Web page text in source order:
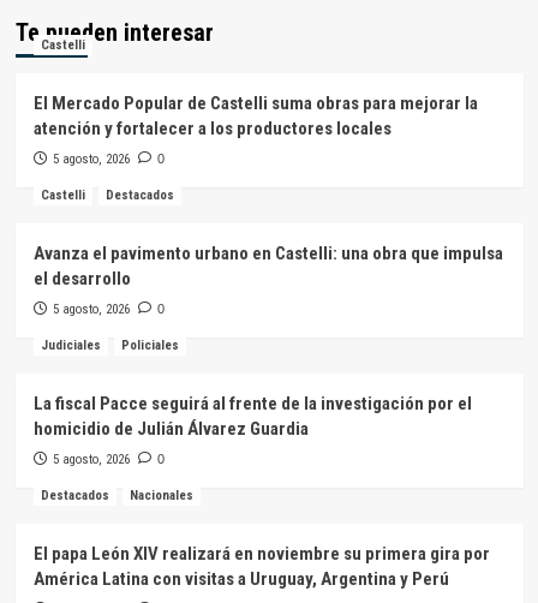
Te pueden interesar
Castelli
El Mercado Popular de Castelli suma obras para mejorar la
atención y fortalecer a los productores locales
5 agosto, 2026 0
Castelli Destacados
Avanza el pavimento urbano en Castelli: una obra que impulsa
el desarrollo
5 agosto, 2026 0
Judiciales Policiales
La fiscal Pacce seguirá al frente de la investigación por el
homicidio de Julián Álvarez Guardia
5 agosto, 2026 0
Destacados Nacionales
El papa León XIV realizará en noviembre su primera gira por
América Latina con visitas a Uruguay, Argentina y Perú